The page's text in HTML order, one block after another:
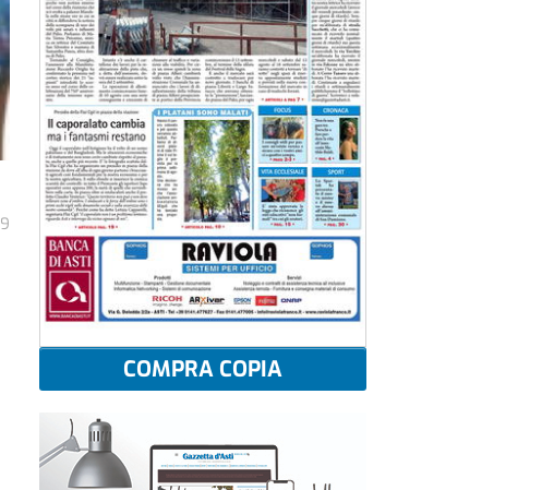
COMPRA COPIA